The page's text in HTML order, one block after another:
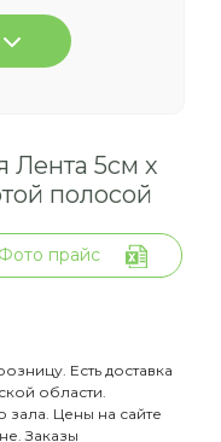
Лента 5см х
полосой
Фото прайс
Есть доставка
области.
зала. Цены на сайте
Заказы